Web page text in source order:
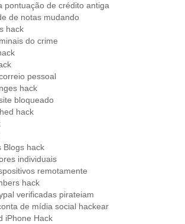
pontuação de crédito antiga
de notas mudando
hack
do crime
pessoal
hack
bloqueado
hack
Blogs hack
individuais
remotamente
hack
verificadas pirateiam
de mídia social hackear
iPhone Hack